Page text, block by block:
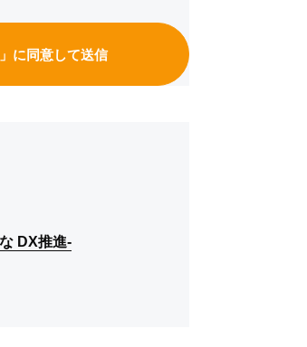
に同意して送信
DX推進-
DX推進-
DX推進-